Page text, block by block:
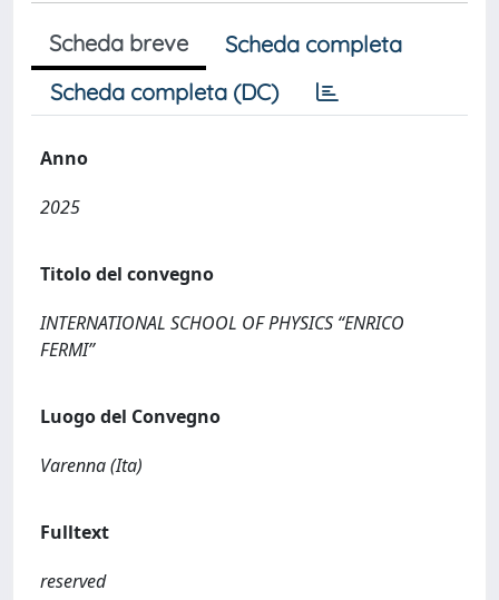
Scheda breve
Scheda completa
Scheda completa (DC)
Anno
2025
Titolo del convegno
INTERNATIONAL SCHOOL OF PHYSICS “ENRICO
FERMI”
Luogo del Convegno
Varenna (Ita)
Fulltext
reserved